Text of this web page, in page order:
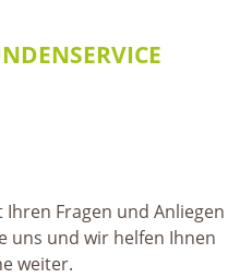
Fragen und Anliegen
uns und wir helfen Ihnen
weiter.